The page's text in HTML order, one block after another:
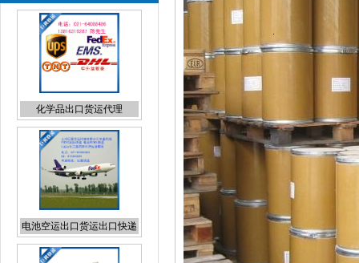
电池空运出口货运出口快递
出口
粉末国际货运出口